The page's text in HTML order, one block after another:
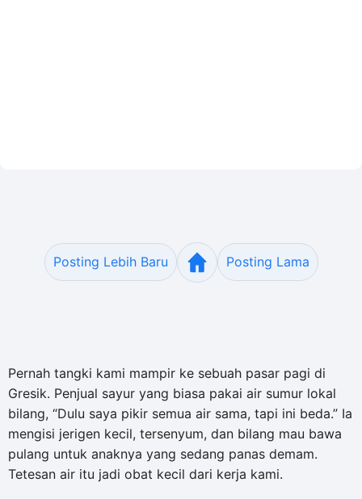
Posting Lebih Baru Posting Lama
Pernah tangki kami mampir ke sebuah pasar pagi di
Gresik. Penjual sayur yang biasa pakai air sumur lokal
bilang, “Dulu saya pikir semua air sama, tapi ini beda.” Ia
mengisi jerigen kecil, tersenyum, dan bilang mau bawa
pulang untuk anaknya yang sedang panas demam.
Tetesan air itu jadi obat kecil dari kerja kami.